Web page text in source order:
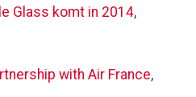
Glass komt in 2014,
with Air France,